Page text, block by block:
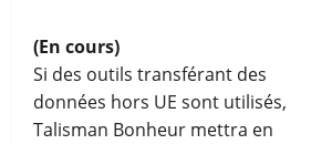
(En cours)
Si des outils transférant des
données hors UE sont utilisés,
Talisman Bonheur mettra en